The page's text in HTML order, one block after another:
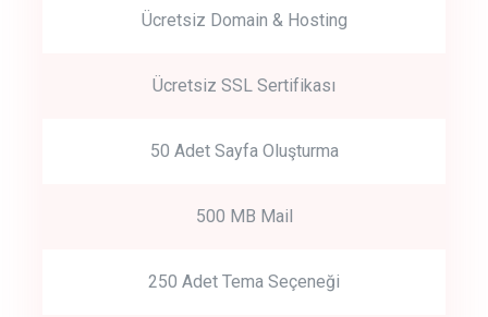
Get Started
Start by trying our service for 30 days free trial no credit card
Ücretsiz Domain & Hosting
Ücretsiz SSL Sertifikası
50 Adet Sayfa Oluşturma
500 MB Mail
250 Adet Tema Seçeneği